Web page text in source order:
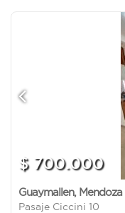
$ 700.000
Guaymallen, Mendoza
Pasaje Ciccini 10